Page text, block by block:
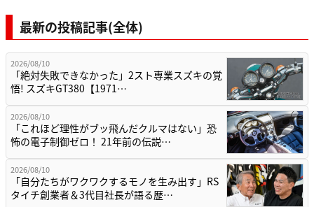
最新の投稿記事(全体)
2026/08/10
「絶対失敗できなかった」2スト専業スズキの覚
悟! スズキGT380【1971…
2026/08/10
「これほど理性がブッ飛んだクルマはない」恐
怖の電子制御ゼロ！ 21年前の伝説…
2026/08/10
「自分たちがワクワクするモノを生み出す」RS
タイチ創業者＆3代目社長が語る歴…